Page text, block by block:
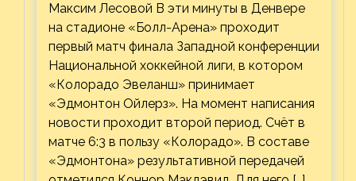
Максим Лесовой В эти минуты в Денвере
на стадионе «Болл-Арена» проходит
первый матч финала Западной конференции
Национальной хоккейной лиги, в котором
«Колорадо Эвеланш» принимает
«Эдмонтон Ойлерз». На момент написания
новости проходит второй период. Счёт в
матче 6:3 в пользу «Колорадо». В составе
«Эдмонтона» результативной передачей